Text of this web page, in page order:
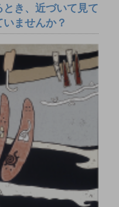
き、近づいて見て
ませんか？